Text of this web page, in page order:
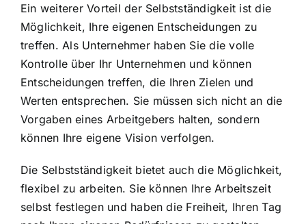
Ein weiterer Vorteil der Selbstständigkeit ist die
Möglichkeit, Ihre eigenen Entscheidungen zu
treffen. Als Unternehmer haben Sie die volle
Kontrolle über Ihr Unternehmen und können
Entscheidungen treffen, die Ihren Zielen und
Werten entsprechen. Sie müssen sich nicht an die
Vorgaben eines Arbeitgebers halten, sondern
können Ihre eigene Vision verfolgen.
Die Selbstständigkeit bietet auch die Möglichkeit,
flexibel zu arbeiten. Sie können Ihre Arbeitszeit
selbst festlegen und haben die Freiheit, Ihren Tag